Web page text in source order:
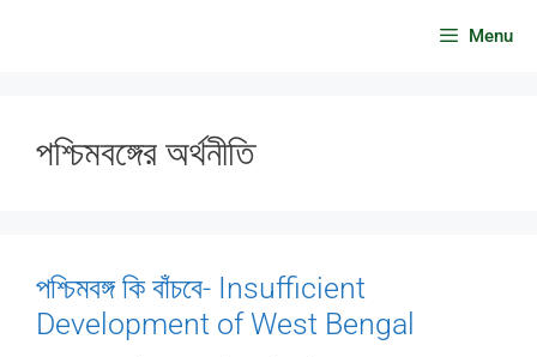
Menu
পশ্চিমবঙ্গের অর্থনীতি
পশ্চিমবঙ্গ কি বাঁচবে- Insufficient
Development of West Bengal